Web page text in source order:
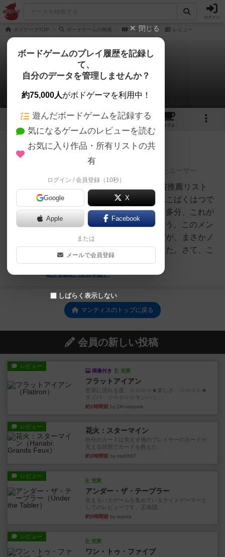
ログイン
ボドゲーマTOP ボードゲームの検索 マンティス レビュー
マンティス
1件のレビュー
1 1
カフェ
624名 充実
レーティングが非公開に設定されたユーザー
6/102023年ドイツ年間ゲーム大賞推薦リスト
（ロングリスト）入り作品。こねこばくはつで
大ヒットしたメンバーの作品で、多分、これが
SDJに登場したのは初めてだと思う。このメン
バーのゲームは大好きだったのだが、まさかノ
ミネートされたのは正直驚きだった。さて、こ
のゲームだが、...
続きを読む（約3年前）
マンティスのトップに戻る
会員の新しい投稿
レビュー
画像付き 充実
フラットアイアン
世界に浸れる度 ☆☆☆☆★楽しさ ☆☆☆☆★
タイパ ☆☆☆☆☆マンハッ...
約1時間前 by DKnewyork
レビュー 花火：スターマイン
自分のカードは見えず他のプレイヤーのカードが
見える状態でカードを教えた...
約3時間前 by mob567
レビュー
充実
アンダー・ザ・テーブラー
笑えるバカゲームを集めているライトゲーマーと
してのレビューです。正体隠...
約5時間前 by toyota
レビュー
充実
ワン・トゥ・ファイブ
閉じる
ボードゲームのプレイ履歴を記録し
て、
自分のデータを管理しませんか？
約75,000人がボドゲーマを利用中！
遊んだボードゲームを記録する
気になるゲームのレビューを読む
お気に入り作品・所有リストの共
有
ログイン / 会員登録（10秒）
Google X
Apple Facebook
または
メールで会員登録
しばらく表示しない